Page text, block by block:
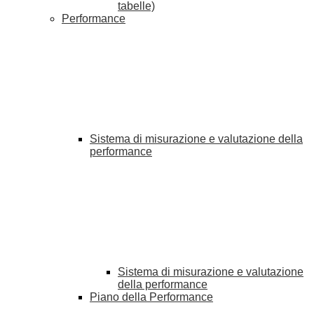
tabelle)
Performance
Sistema di misurazione e valutazione della
performance
Sistema di misurazione e valutazione
della performance
Piano della Performance